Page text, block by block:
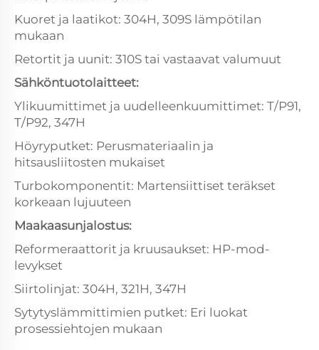
Kuoret ja laatikot: 304H, 309S lämpötilan
mukaan
Retortit ja uunit: 310S tai vastaavat valumuut
Sähköntuotolaitteet:
Ylikuumittimet ja uudelleenkuumittimet: T/P91,
T/P92, 347H
Höyryputket: Perusmateriaalin ja
hitsausliitosten mukaiset
Turbokomponentit: Martensiittiset teräkset
korkeaan lujuuteen
Maakaasunjalostus:
Reformeraattorit ja kruusaukset: HP-mod-
levykset
Siirtolinjat: 304H, 321H, 347H
Sytytyslämmittimien putket: Eri luokat
prosessiehtojen mukaan